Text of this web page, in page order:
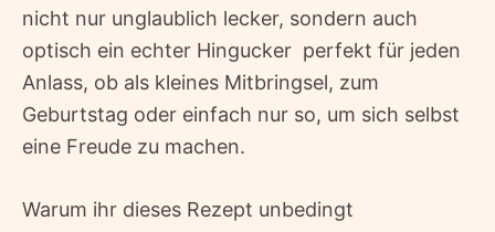
nicht nur unglaublich lecker, sondern auch
optisch ein echter Hingucker  perfekt für jeden
Anlass, ob als kleines Mitbringsel, zum
Geburtstag oder einfach nur so, um sich selbst
eine Freude zu machen.
Warum ihr dieses Rezept unbedingt